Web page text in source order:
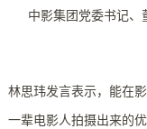
中影集团党委书记
林思玮发言表示，能在
一辈电影人拍摄出来的